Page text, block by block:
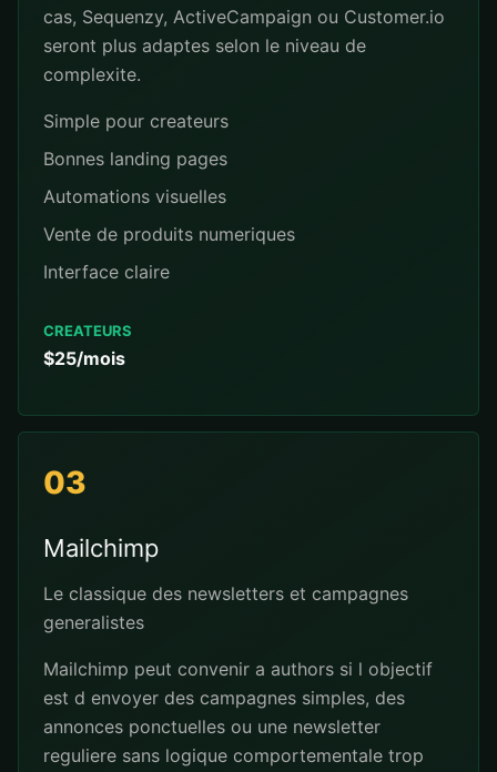
cas, Sequenzy, ActiveCampaign ou Customer.io
seront plus adaptes selon le niveau de
complexite.
Simple pour createurs
Bonnes landing pages
Automations visuelles
Vente de produits numeriques
Interface claire
CREATEURS
$25/mois
03
Mailchimp
Le classique des newsletters et campagnes
generalistes
Mailchimp peut convenir a authors si l objectif
est d envoyer des campagnes simples, des
annonces ponctuelles ou une newsletter
reguliere sans logique comportementale trop